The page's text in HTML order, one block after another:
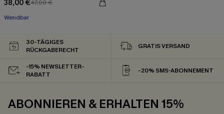
38,00 €47,00 €
Wendbar
30-TÄGIGES
RÜCKGABERECHT
GRATIS VERSAND
-15% NEWSLETTER-
RABATT
-20% SMS-ABONNEMENT
ABONNIEREN & ERHALTEN 15%